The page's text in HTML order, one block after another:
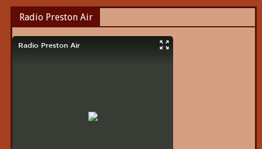
Radio Preston Air